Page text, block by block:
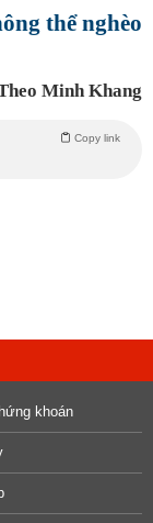
thể nghèo
Minh Khang
Copy link
khoán